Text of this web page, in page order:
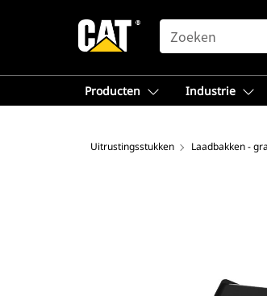
SEARCH
Producten Industrie
Uitrustingsstukken Laadbakken -